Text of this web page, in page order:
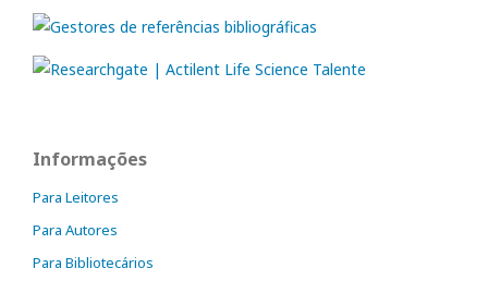
Informações
Para Leitores
Para Autores
Para Bibliotecários